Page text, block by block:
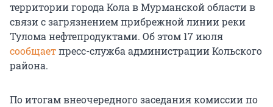
территории города Кола в Мурманской области в
связи с загрязнением прибрежной линии реки
Тулома нефтепродуктами. Об этом 17 июля
сообщаетпресс-служба администрации Кольского
района.
По итогам внеочередного заседания комиссии по